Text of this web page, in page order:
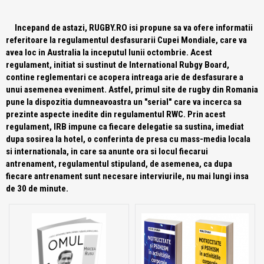
Incepand de astazi, RUGBY.RO isi propune sa va ofere informatii
referitoare la regulamentul desfasurarii Cupei Mondiale, care va
avea loc in Australia la inceputul lunii octombrie. Acest
regulament, initiat si sustinut de International Rubgy Board,
contine reglementari ce acopera intreaga arie de desfasurare a
unui asemenea eveniment. Astfel, primul site de rugby din Romania
pune la dispozitia dumneavoastra un "serial" care va incerca sa
prezinte aspecte inedite din regulamentul RWC. Prin acest
regulament, IRB impune ca fiecare delegatie sa sustina, imediat
dupa sosirea la hotel, o conferinta de presa cu mass-media locala
si internationala, in care sa anunte ora si locul fiecarui
antrenament, regulamentul stipuland, de asemenea, ca dupa
fiecare antrenament sunt necesare interviurile, nu mai lungi insa
de 30 de minute.